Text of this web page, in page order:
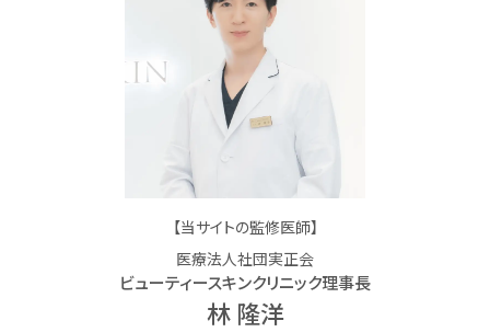
【当サイトの監修医師】
医療法人社団実正会
ビューティースキンクリニック理事長
林 隆洋